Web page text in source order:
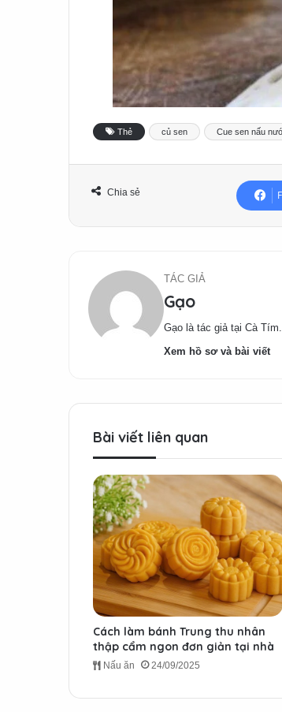
Thẻ củ sen Cue sen nấu
Chia sẻ
TÁC GIẢ
Gạo
Gạo là tác giả tại Cà
Xem hồ sơ và bài viết
Bài viết liên quan
Cách làm bánh Trung thu nhân
thập cẩm ngon đơn giản tại nhà
Nấu ăn 24/09/2025